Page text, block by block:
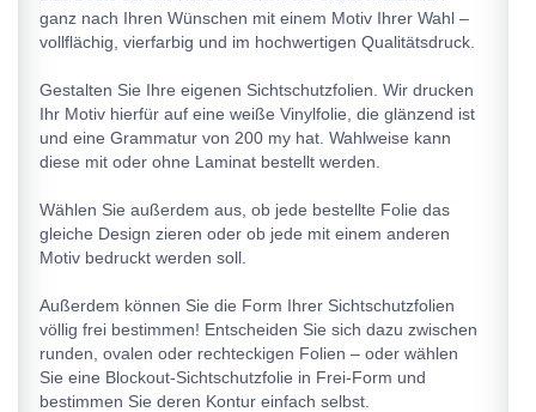
ganz nach Ihren Wünschen mit einem Motiv Ihrer Wahl –
vollflächig, vierfarbig und im hochwertigen Qualitätsdruck.
Gestalten Sie Ihre eigenen Sichtschutzfolien. Wir drucken
Ihr Motiv hierfür auf eine weiße Vinylfolie, die glänzend ist
und eine Grammatur von 200 my hat. Wahlweise kann
diese mit oder ohne Laminat bestellt werden.
Wählen Sie außerdem aus, ob jede bestellte Folie das
gleiche Design zieren oder ob jede mit einem anderen
Motiv bedruckt werden soll.
Außerdem können Sie die Form Ihrer Sichtschutzfolien
völlig frei bestimmen! Entscheiden Sie sich dazu zwischen
runden, ovalen oder rechteckigen Folien – oder wählen
Sie eine Blockout-Sichtschutzfolie in Frei-Form und
bestimmen Sie deren Kontur einfach selbst.